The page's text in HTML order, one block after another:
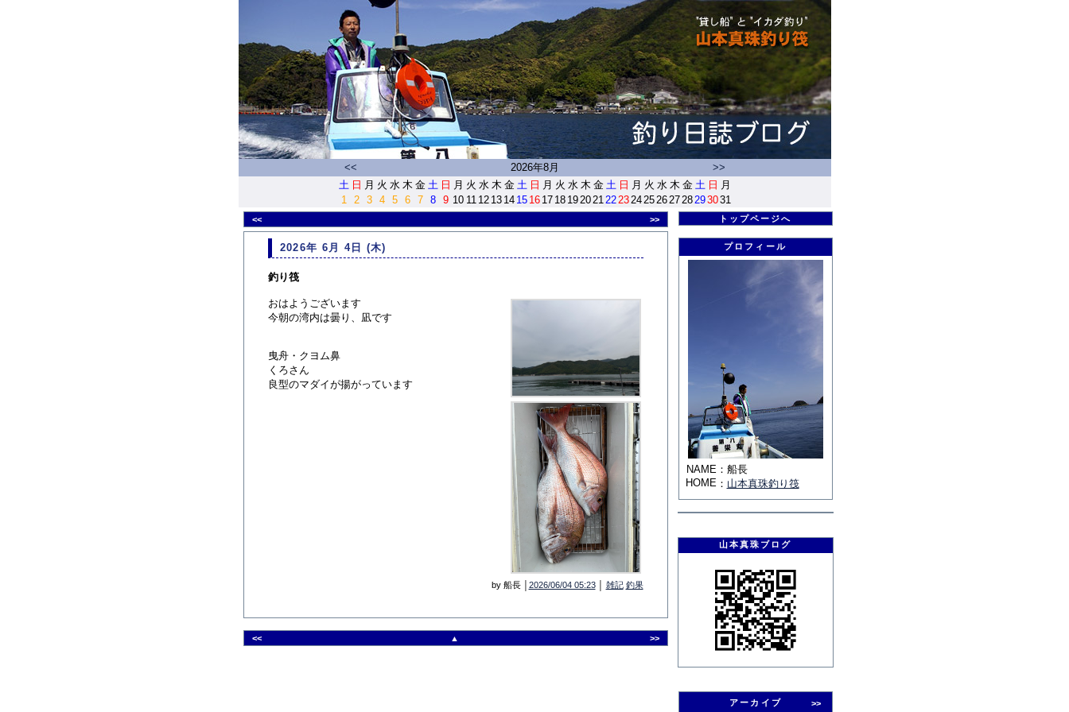
<< 2026年8月
>>
土 日 月 火 水 木 金 土 日 月 火 水 木 金 土 日 月 火 水 木 金 土 日 月 火 水 木 金 土 日 月
1
2 3 4 5 6 7 8 9 10 11 12 13 14 15 16 17 18 19202122232425262728293031
<< >>
2026年 6月 4日 (木)
釣り筏
おはようございます
今朝の湾内は曇り、凪です
曳舟・クヨム鼻
くろさん
良型のマダイが揚がっています
by 船長 │ 2026/06/04 05:23│ 雑記 釣果
<< ▲ >>
トップページへ
プロフィール
NAME： 船長
HOME： 山本真珠釣り筏
山本真珠ブログ
アーカイブ >>